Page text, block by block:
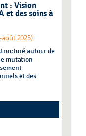
: Vision
et des soins à
août 2025)
autour de
mutation
et des